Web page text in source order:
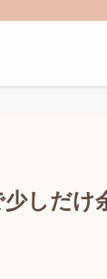
しだけ